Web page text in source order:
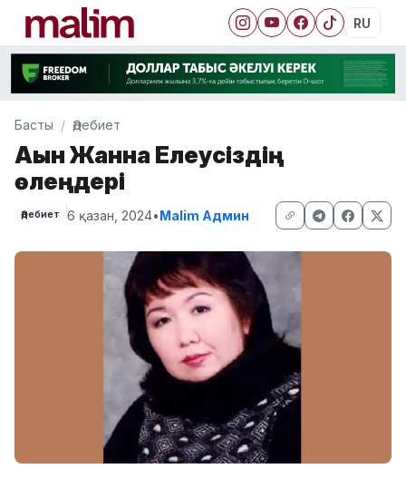
RU
Басты Әдебиет
Ақын Жанна Елеусіздің
өлеңдері
Әдебиет 6 қазан, 2024•Malim Админ